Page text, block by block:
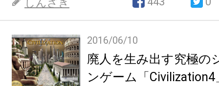
しんざき
2016/06/10
廃人を生み出す究極の
ンゲーム「